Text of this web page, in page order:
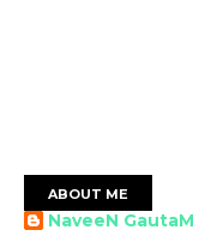
ABOUT ME
NaveeN GautaM